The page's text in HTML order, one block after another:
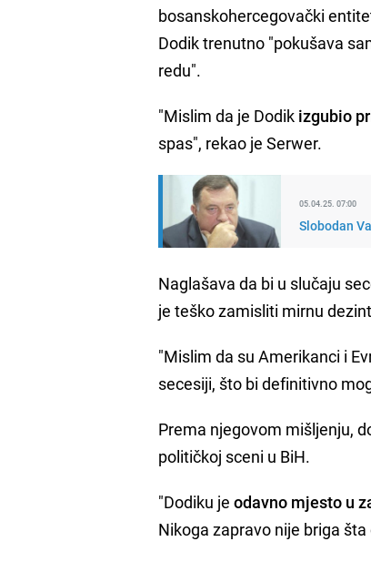
bosanskohercegovački
Dodik trenutno "pokušava
redu".
"Mislim da je Dodik izgubio
spas", rekao je Serwer.
05.04.25. 07:00
Slobodan
Naglašava da bi u slučaju
je teško zamisliti mirnu
"Mislim da su Amerikanci i
secesiji, što bi definitivno
Prema njegovom mišljenju,
političkoj sceni u BiH.
"Dodiku jeodavno mjesto u
Nikoga zapravo nije briga